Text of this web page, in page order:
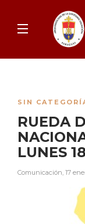
SIN
RUEDA
LUNES
Comunicación, 17